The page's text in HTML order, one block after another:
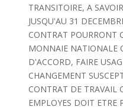
TRANSITOIRE, A
JUSQU'AU 31
CONTRAT POURRONT
MONNAIE NATIONALE
D'ACCORD, FAIRE
CHANGEMENT
CONTRAT DE TRAVAIL
EMPLOYES DOIT ETRE